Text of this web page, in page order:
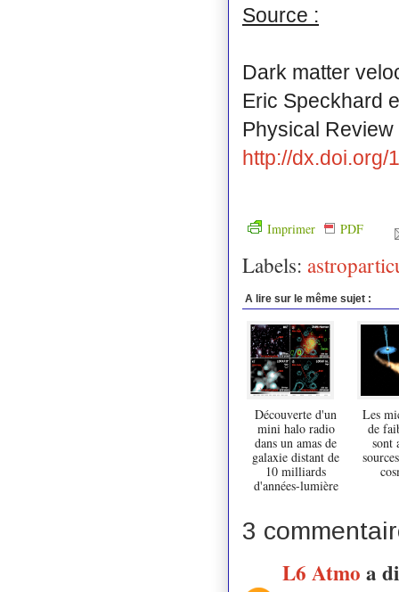
Source :
Dark matter
Eric Speckhard
Physical
http://dx.doi.org/
Imprimer PDF
Labels:
A lire sur le même sujet :
Découverte d'un
mini halo radio
dans un amas de
galaxie distant de
10 milliards
d'années-lumière
Les
de
sont
3
L6 Atmo a